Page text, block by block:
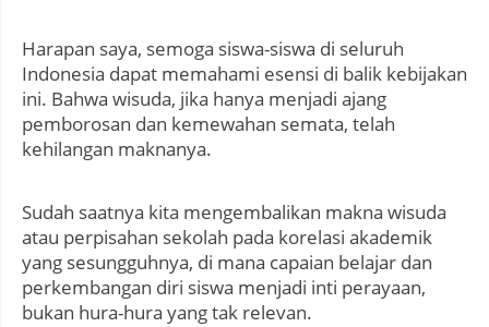
Harapan saya, semoga siswa-siswa di seluruh
Indonesia dapat memahami esensi di balik kebijakan
ini. Bahwa wisuda, jika hanya menjadi ajang
pemborosan dan kemewahan semata, telah
kehilangan maknanya.
Sudah saatnya kita mengembalikan makna wisuda
atau perpisahan sekolah pada korelasi akademik
yang sesungguhnya, di mana capaian belajar dan
perkembangan diri siswa menjadi inti perayaan,
bukan hura-hura yang tak relevan.